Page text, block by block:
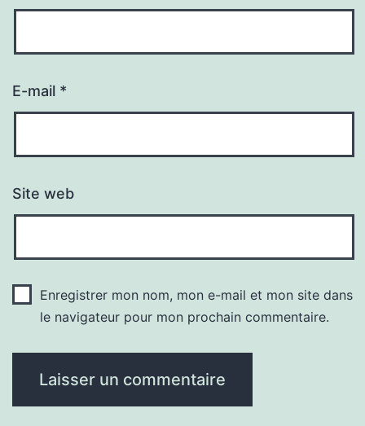
E-mail *
Site web
Enregistrer mon nom, mon e-mail et mon site dans
le navigateur pour mon prochain commentaire.